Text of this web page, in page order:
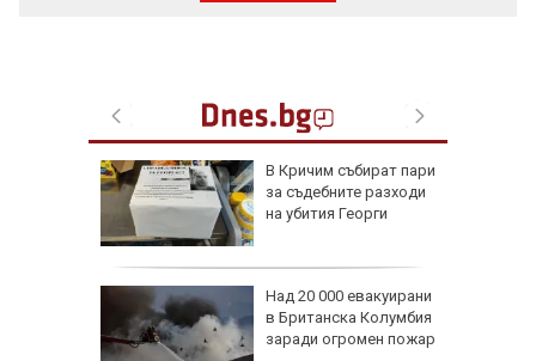
В Кричим събират пари
за съдебните разходи
на убития Георги
Над 20 000 евакуирани
в Британска Колумбия
заради огромен пожар